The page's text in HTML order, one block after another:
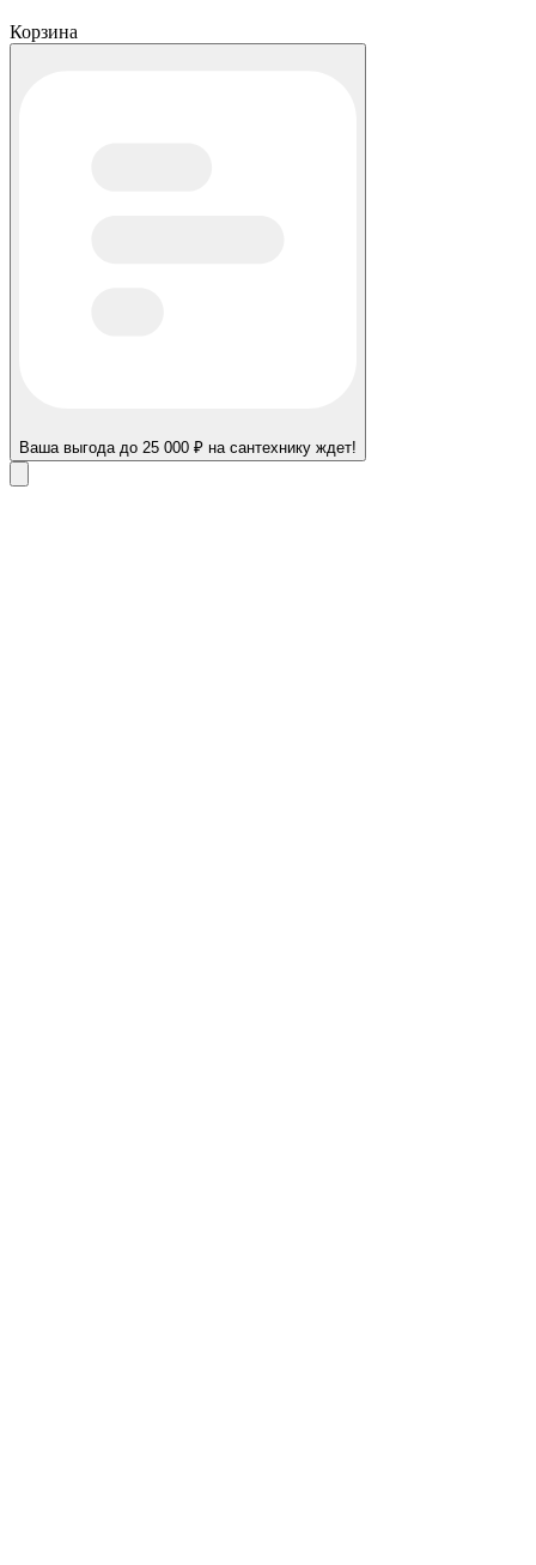
Корзина
Ваша выгода до 25 000 ₽ на сантехнику ждет!